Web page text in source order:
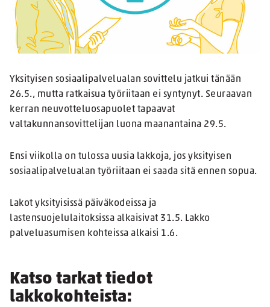
Yksityisen sosiaalipalvelualan sovittelu jatkui tänään
26.5., mutta ratkaisua työriitaan ei syntynyt. Seuraavan
kerran neuvotteluosapuolet tapaavat
valtakunnansovittelijan luona maanantaina 29.5.
Ensi viikolla on tulossa uusia lakkoja, jos yksityisen
sosiaalipalvelualan työriitaan ei saada sitä ennen sopua.
Lakot yksityisissä päiväkodeissa ja
lastensuojelulaitoksissa alkaisivat 31.5. Lakko
palveluasumisen kohteissa alkaisi 1.6.
Katso tarkat tiedot
lakkokohteista: